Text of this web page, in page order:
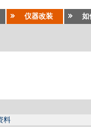
仪器改装 如
料